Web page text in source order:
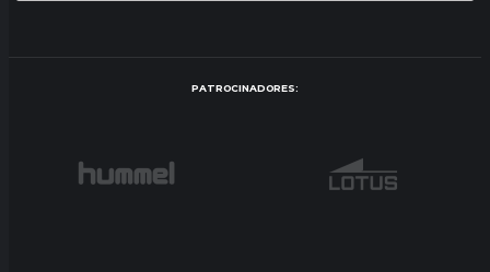
PATROCINADORES: